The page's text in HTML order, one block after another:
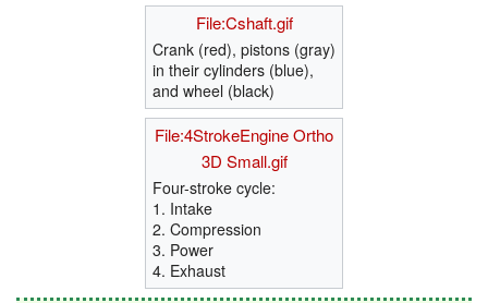
File:Cshaft.gif
Crank (red), pistons (gray)
in their cylinders (blue),
and wheel (black)
File:4StrokeEngine Ortho
3D Small.gif
Four-stroke cycle:
1. Intake
2. Compression
3. Power
4. Exhaust